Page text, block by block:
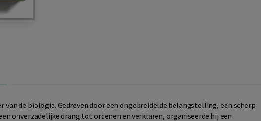
van de biologie. Gedreven door een ongebreidelde belangstelling, een scherp
onverzadelijke drang tot ordenen en verklaren, organiseerde hij een